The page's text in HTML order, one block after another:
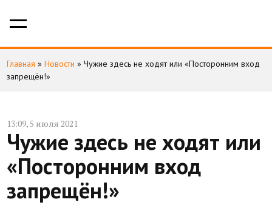
Главная » Новости » Чужие здесь не ходят или «Посторонним вход
запрещён!»
13:09, 5 июля 2021
Чужие здесь не ходят или
«Посторонним вход
запрещён!»